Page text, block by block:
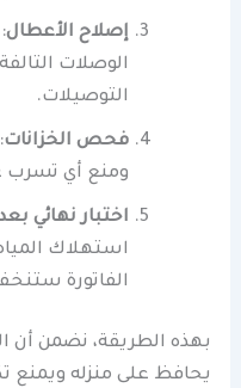
إصلاح الأعطال
الوصلات
التوصيلات.
فحص الخزانات
ومنع أي تسرب
اختبار نهائي
استهلاك
الفاتورة
بهذه الطريقة، نضمن أن
يحافظ على منزله ويمنع